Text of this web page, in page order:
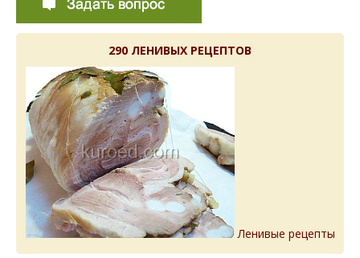
290 ЛЕНИВЫХ РЕЦЕПТОВ
Ленивые рецепты